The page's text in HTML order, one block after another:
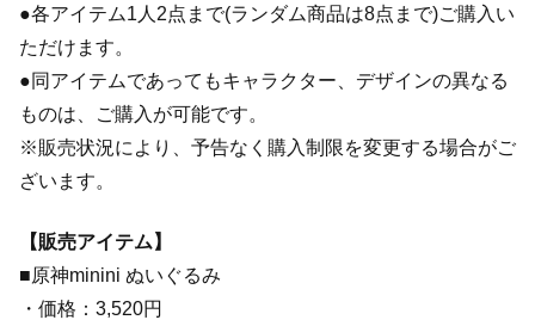
●各アイテム1人2点まで(ランダム商品は8点まで)ご購入い
ただけます。
●同アイテムであってもキャラクター、デザインの異なる
ものは、ご購入が可能です。
※販売状況により、予告なく購入制限を変更する場合がご
ざいます。
【販売アイテム】
■原神minini ぬいぐるみ
・価格：3,520円